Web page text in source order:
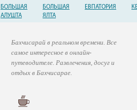
БОЛЬШАЯ
АЛУШТА
БОЛЬШАЯ
ЯЛТА
ЕВПАТОРИЯ
Бахчисарай в реальном времени. Все
самое интересное в онлайн-
путеводителе. Развлечения, досуг и
отдых в Бахчисарае.